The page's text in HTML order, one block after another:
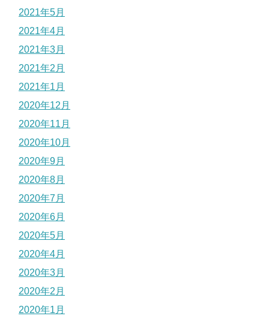
2021年5月
2021年4月
2021年3月
2021年2月
2021年1月
2020年12月
2020年11月
2020年10月
2020年9月
2020年8月
2020年7月
2020年6月
2020年5月
2020年4月
2020年3月
2020年2月
2020年1月